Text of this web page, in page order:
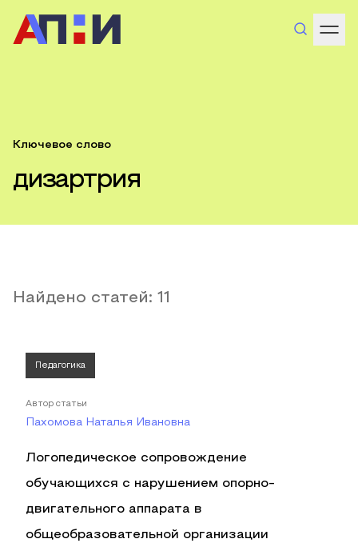
Ключевое слово
дизартрия
Найдено статей: 11
Педагогика
Автор статьи
Пахомова Наталья Ивановна
Логопедическое сопровождение
обучающихся с нарушением опорно-
двигательного аппарата в
общеобразовательной организации